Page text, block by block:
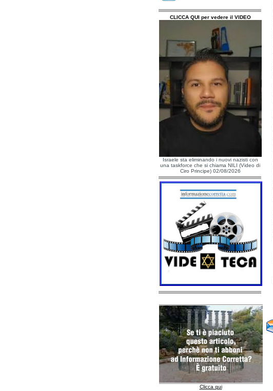
CLICCA QUI per vedere il VIDEO
Israele sta eliminando i nuovi nazisti con
una taskforce che si chiama NILI (Video di
Ciro Principe) 02/08/2026
Clicca qui